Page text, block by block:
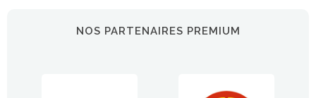
NOS PARTENAIRES PREMIUM